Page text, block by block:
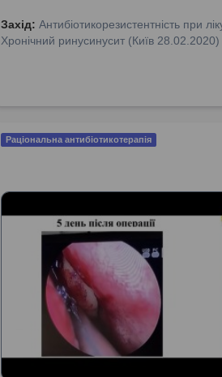
Захід: Антибіотикорезистентність при
Хронічний ринусинусит (Київ 28.02.2020)
Раціональна антибіотикотерапія